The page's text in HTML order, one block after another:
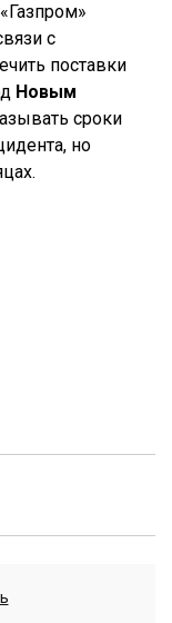
с
поставки
Новым
сроки
но